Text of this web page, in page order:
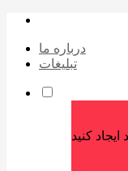
درباره ما
تبلیغات